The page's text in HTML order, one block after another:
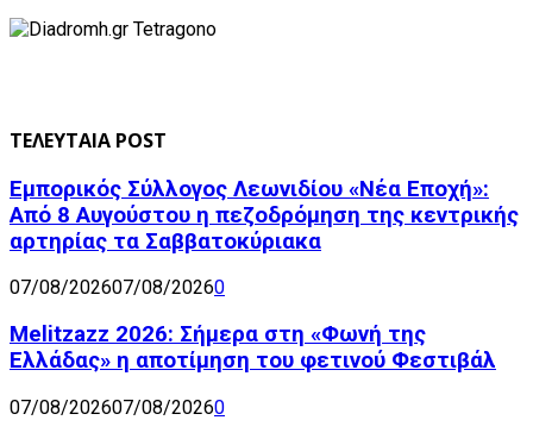
ΤΕΛΕΥΤΑΙΑ POST
Εμπορικός Σύλλογος Λεωνιδίου «Νέα Εποχή»:
Από 8 Αυγούστου η πεζοδρόμηση της κεντρικής
αρτηρίας τα Σαββατοκύριακα
07/08/202607/08/20260
Melitzazz 2026: Σήμερα στη «Φωνή της
Ελλάδας» η αποτίμηση του φετινού Φεστιβάλ
07/08/202607/08/20260